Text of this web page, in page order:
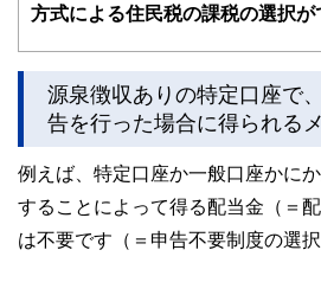
方式による住民税の課税の選択が
源泉徴収ありの特定口座で
告を行った場合に得られる
例えば、特定口座か一般口座かに
することによって得る配当金（＝
は不要です（＝申告不要制度の選択